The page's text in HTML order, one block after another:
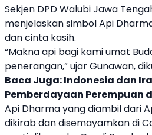
Sekjen DPD Walubi Jawa
menjelaskan simbol Api
dan cinta kasih.
“Makna api bagi kami umat
penerangan,” ujar Gunawan,
Baca Juga:Indonesia dan
Pemberdayaan Perempuan
Api Dharma yang diambil dari
dikirab dan disemayamkan di